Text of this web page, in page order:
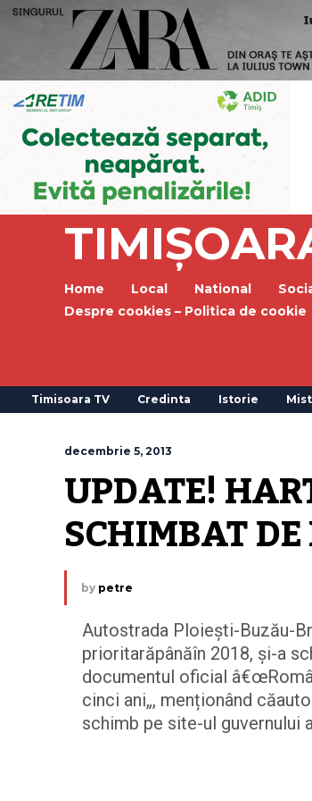
Home Local National
Despre cookies – Politica de cookie
Timisoara TV Credinta Istorie
decembrie 5, 2013
UPDATE!
SCHIMBAT
by petre
Autostrada Ploiești-Buzău-
prioritarăpânăîn 2018, și-a
documentul oficial
cinci ani„, menționând
schimb pe site-ul guvernului